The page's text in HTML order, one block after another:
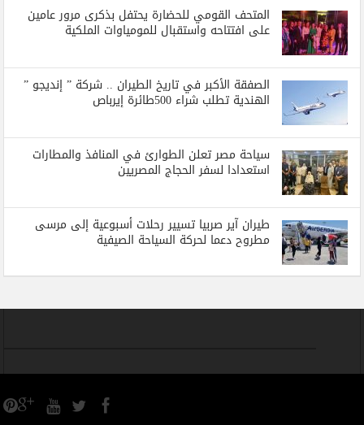
المتحف القومي للحضارة يحتفل بذكرى مرور عامين
على افتتاحه واستقبال للمومياوات الملكية
الصفقة الأكبر في تاريخ الطيران .. شركة ” إنديجو ”
الهندية تطلب شراء 500طائرة إيرباص
سياحة مصر تعلن الطوارئ في المنافذ والمطارات
استعدادا لسفر الحجاج المصريين
طيران آير صربيا تسيير رحلات أسبوعية إلى مرسى
مطروح دعما لحركة السياحة الصيفية